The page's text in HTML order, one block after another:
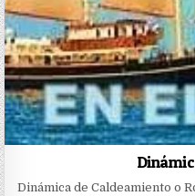
Dinámica de Caldeamiento o